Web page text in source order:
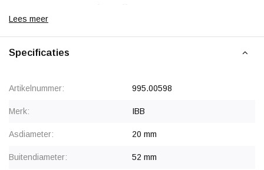
kogellagers, die een goede balans bieden tussen prestaties en
transportbanden en voedselverwerkingsapparatuur.
Geproduceerd volgens Europese standaarden, levert IBB een
Voor OEM-klanten, terugkerende aantallen of eenmalige
Lees meer
Specificaties
Artikelnummer: 995.00598
Merk: IBB
Asdiameter: 20 mm
Buitendiameter: 52 mm